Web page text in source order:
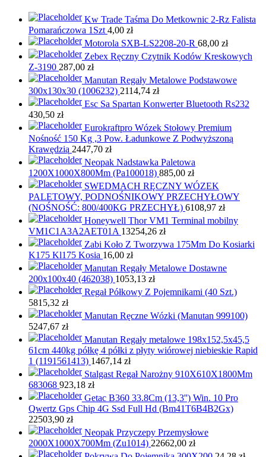
Kw Trade Taśma Do Metkownic 2-Rz Falista
Pomarańczowa 1Szt 4,00 zł
Motorola SXB-LS2208-20-R 68,00 zł
Zebex Ręczny Czytnik Kodów Kreskowych
Z-3190 287,00 zł
Manutan Regały Metalowe Podstawowe
300x130x30 (1006232) 2114,74 zł
Esc Sa Spartan Konwerter Bluetooth Rs232
430,50 zł
Eurokraftpro Wózek Stołowy Premium
Nośność 150 Kg ,3 Pow. Ładunkowe Z Podwyższoną
Krawędzią 2447,70 zł
Neopak Nadstawka Paletowa
1200X1000X800Mm (Pa100018) 885,00 zł
SWEDMACH RĘCZNY WÓZEK
PALETOWY, PODNOŚNIKOWY PRZECHYŁOWY
(NOŚNOŚĆ: 800/400KG PRZECHYŁ) 6108,97 zł
Honeywell Thor VM1 Terminal mobilny
VM1C1A3A2AET01A 13254,26 zł
Zabi Koło Z Tworzywa 175Mm Do Kosiarki
K175 Kl175 Kosia 16,00 zł
Manutan Regały Metalowe Dostawne
200x100x40 (462038) 1053,13 zł
Regał Półkowy Z Pojemnikami (40 Szt.)
5815,32 zł
Manutan Ręczne Wózki (Manutan 999100)
5247,67 zł
Manutan Regały metalowe 198x152,5x45,5
61cm 440kg półkę 4 półki z płyty wiórowej niebieskie Rapid
1 (1191561413) 1467,14 zł
Stalgast Regał Narożny 910X610X1800Mm
683068 923,18 zł
Getac B360 33.8Cm (13,3'') Win. 10 Pro
Qwertz Gps Chip 4G Ssd Full Hd (Bm41T6B4B2Gx)
22503,90 zł
Neopak Przyczepy Przemysłowe
2000X1000X700Mm (Zu1014) 22662,00 zł